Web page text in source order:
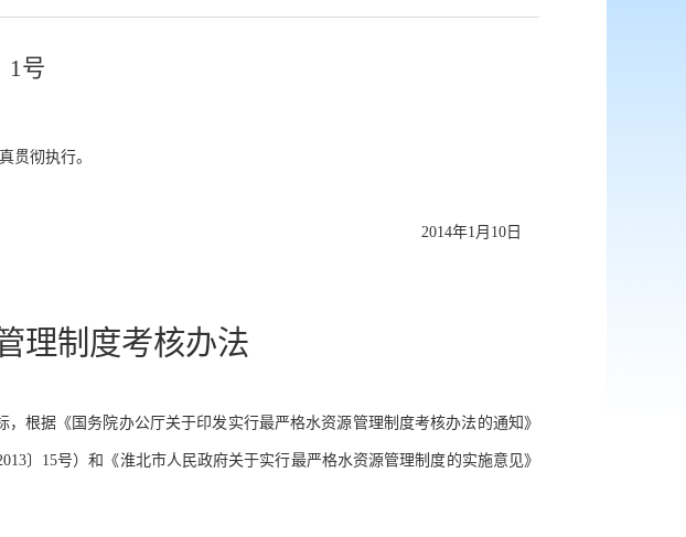
1号
贯彻执行。
2014年1月10日
理制度考核办法
根据《国务院办公厅关于印发实行最严格水资源管理制度考核办法的通知》
〕15号）和《淮北市人民政府关于实行最严格水资源管理制度的实施意见》